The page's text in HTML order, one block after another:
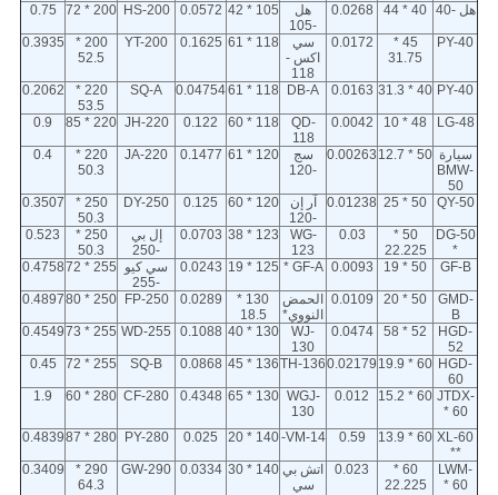
هل -40 40 * 44
0.0268
هل
-105
105 * 42
0.0572
HS-200
200 * 72
0.75
PY-40
45 *
31.75
0.0172
سي
اكس -
118
118 * 61
0.1625
YT-200
200 *
52.5
0.3935
PY-40
40 * 31.3
0.0163
DB-A
118 * 61
0.04754
SQ-A
220 *
53.5
0.2062
LG-48
48 * 10
0.0042
QD-
118
118 * 60
0.122
JH-220
220 * 85
0.9
سيارة
BMW-
50
50 * 12.7
0.00263
سج
-120
120 * 61
0.1477
JA-220
220 *
50.3
0.4
QY-50
50 * 25
0.01238
آر إن
-120
120 * 60
0.125
DY-250
250 *
50.3
0.3507
DG-50
*
50 *
22.225
0.03
WG-
123
123 * 38
0.0703
إل بي
-250
250 *
50.3
0.523
GF-B
50 * 19
0.0093
GF-A *
125 * 19
0.0243
سي كيو
-255
255 * 72
0.4758
GMD-
B
50 * 20
0.0109 الحمض
النووي*
130 *
18.5
0.0289
FP-250
250 * 80
0.4897
HGD-
52
52 * 58
0.0474
WJ-
130
130 * 40
0.1088
WD-255
255 * 73
0.4549
HGD-
60
60 * 19.9
0.02179
TH-136
136 * 45
0.0868
SQ-B
255 * 72
0.45
JTDX-
60 *
60 * 15.2
0.012
WGJ-
130
130 * 65
0.4348
CF-280
280 * 60
1.9
XL-60
**
60 * 13.9
0.59
VM-14-
140 * 20
0.025
PY-280
280 * 87
0.4839
LWM-
60 *
60 *
22.225
0.023
اتش بي
سي
140 * 30
0.0334
GW-290
290 *
64.3
0.3409